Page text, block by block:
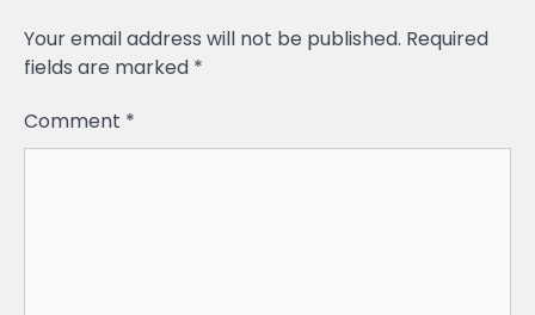
Your email address will not be published. Required
fields are marked *
Comment *